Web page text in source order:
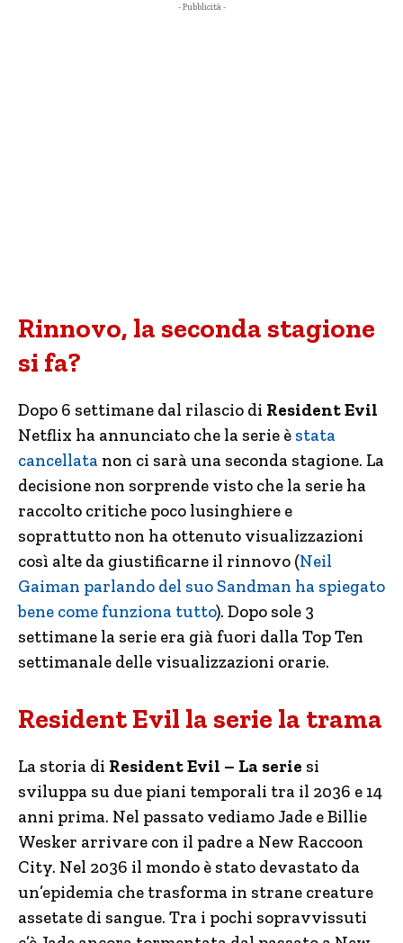
- Pubblicità -
Rinnovo, la seconda stagione
si fa?
Dopo 6 settimane dal rilascio di Resident Evil
Netflix ha annunciato che la serie è stata
cancellata non ci sarà una seconda stagione. La
decisione non sorprende visto che la serie ha
raccolto critiche poco lusinghiere e
soprattutto non ha ottenuto visualizzazioni
così alte da giustificarne il rinnovo (Neil
Gaiman parlando del suo Sandman ha spiegato
bene come funziona tutto). Dopo sole 3
settimane la serie era già fuori dalla Top Ten
settimanale delle visualizzazioni orarie.
Resident Evil la serie la trama
La storia di Resident Evil – La serie si
sviluppa su due piani temporali tra il 2036 e 14
anni prima. Nel passato vediamo Jade e Billie
Wesker arrivare con il padre a New Raccoon
City. Nel 2036 il mondo è stato devastato da
un’epidemia che trasforma in strane creature
assetate di sangue. Tra i pochi sopravvissuti